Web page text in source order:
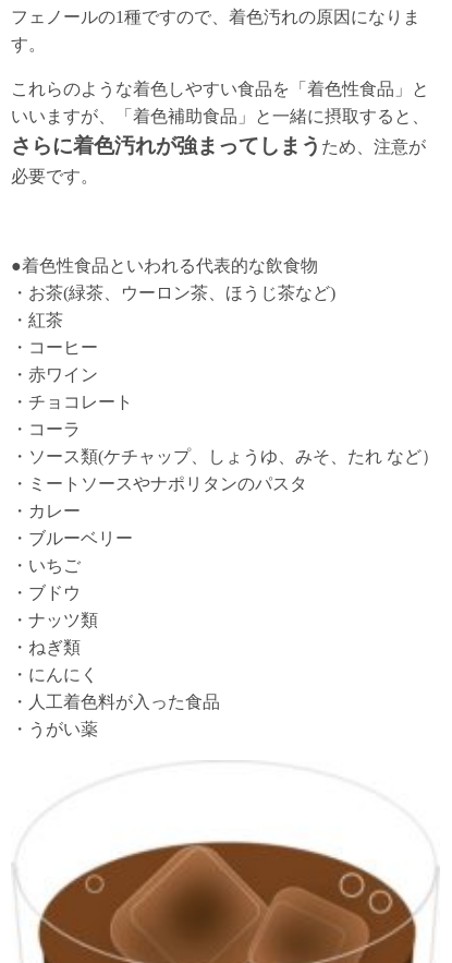
フェノールの1種ですので、着色汚れの原因になりま
す。
これらのような着色しやすい食品を「着色性食品」と
いいますが、「着色補助食品」と一緒に摂取すると、
さらに着色汚れが強まってしまう ため、注意が
必要です。
●着色性食品といわれる代表的な飲食物
・お茶(緑茶、ウーロン茶、ほうじ茶など)
・紅茶
・コーヒー
・赤ワイン
・チョコレート
・コーラ
・ソース類(ケチャップ、しょうゆ、みそ、たれ など）
・ミートソースやナポリタンのパスタ
・カレー
・ブルーベリー
・いちご
・ブドウ
・ナッツ類
・ねぎ類
・にんにく
・人工着色料が入った食品
・うがい薬